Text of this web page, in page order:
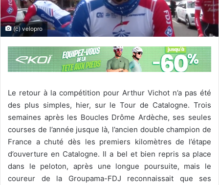
(c) velopro
Le retour à la compétition pour Arthur Vichot n’a pas été
des plus simples, hier, sur le Tour de Catalogne. Trois
semaines après les Boucles Drôme Ardèche, ses seules
courses de l’année jusque là, l’ancien double champion de
France a chuté dès les premiers kilomètres de l’étape
d’ouverture en Catalogne. Il a bel et bien repris sa place
dans le peloton, après une longue poursuite, mais le
coureur de la Groupama-FDJ reconnaissait que ses